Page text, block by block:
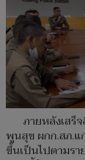
ภายหลังเสร็
พูนสุข ผกก.สภ.แ
ขึ้นเป็นไปตามรา